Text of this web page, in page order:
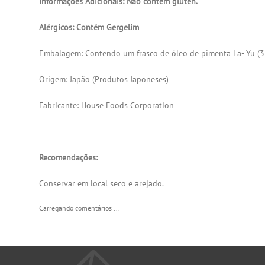
Alérgicos: Contém Gergelim
Embalagem: Contendo um frasco de óleo de pimenta La- Yu
Origem: Japão (Produtos Japoneses)
Fabricante: House Foods Corporation
Recomendações:
Conservar em local seco e arejado.
Carregando comentários ...